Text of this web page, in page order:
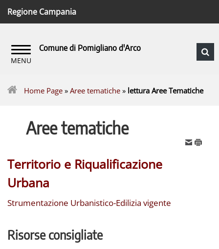
Regione Campania
Comune di Pomigliano d'Arco
Home Page » Aree tematiche » lettura Aree Tematiche
Aree tematiche
Territorio e Riqualificazione
Urbana
Strumentazione Urbanistico-Edilizia vigente
Risorse consigliate